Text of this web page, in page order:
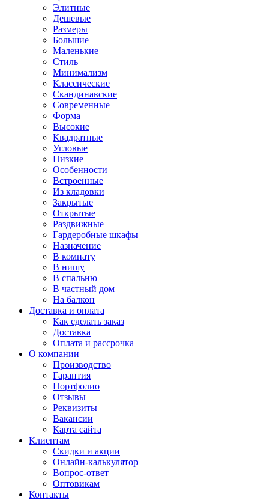
Элитные
Дешевые
Размеры
Большие
Маленькие
Стиль
Минимализм
Классические
Скандинавские
Современные
Форма
Высокие
Квадратные
Угловые
Низкие
Особенности
Встроенные
Из кладовки
Закрытые
Открытые
Раздвижные
Гардеробные шкафы
Назначение
В комнату
В нишу
В спальню
В частный дом
На балкон
Доставка и оплата
Как сделать заказ
Доставка
Оплата и рассрочка
О компании
Производство
Гарантия
Портфолио
Отзывы
Реквизиты
Вакансии
Карта сайта
Клиентам
Скидки и акции
Онлайн-калькулятор
Вопрос-ответ
Оптовикам
Контакты